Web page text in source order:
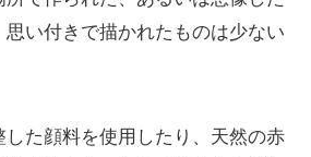
思い付きで描かれたものは少ない
た顔料を使用したり、天然の赤